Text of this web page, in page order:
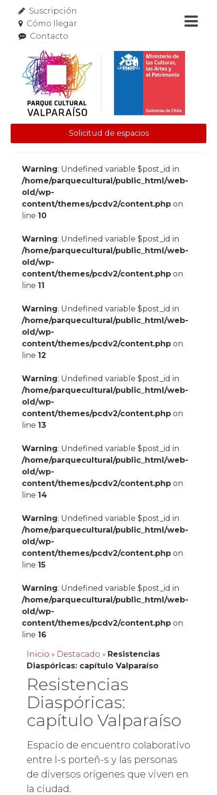
Suscripción
Cómo llegar
Contacto
Solicitud de espacios
Warning: Undefined variable $post_id in
/home/parquecultural/public_html/web-
old/wp-
content/themes/pcdv2/content.phpon
line 10
Warning: Undefined variable $post_id in
/home/parquecultural/public_html/web-
old/wp-
content/themes/pcdv2/content.phpon
line 11
Warning: Undefined variable $post_id in
/home/parquecultural/public_html/web-
old/wp-
content/themes/pcdv2/content.phpon
line 12
Warning: Undefined variable $post_id in
/home/parquecultural/public_html/web-
old/wp-
content/themes/pcdv2/content.phpon
line 13
Warning: Undefined variable $post_id in
/home/parquecultural/public_html/web-
old/wp-
content/themes/pcdv2/content.phpon
line 14
Warning: Undefined variable $post_id in
/home/parquecultural/public_html/web-
old/wp-
content/themes/pcdv2/content.phpon
line 15
Warning: Undefined variable $post_id in
/home/parquecultural/public_html/web-
old/wp-
content/themes/pcdv2/content.phpon
line 16
Inicio » Destacado » Resistencias
Diaspóricas: capítulo Valparaíso
Resistencias
Diaspóricas:
capítulo Valparaíso
Espacio de encuentro colaborativo
entre l-s porteñ-s y las personas
de diversos orígenes que viven en
la ciudad.